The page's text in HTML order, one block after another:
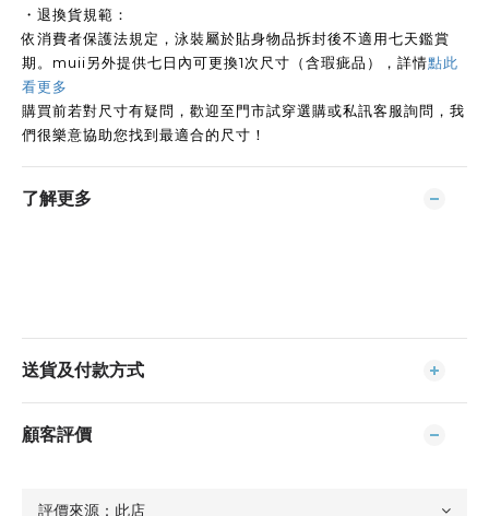
・退換貨規範：
依消費者保護法規定，泳裝屬於貼身物品拆封後不適用七天鑑賞
期。muii另外提供七日內可更換1次尺寸（含瑕疵品），詳情點此
看更多
購買前若對尺寸有疑問，歡迎至門市試穿選購或私訊客服詢問，我
們很樂意協助您找到最適合的尺寸！
了解更多
送貨及付款方式
顧客評價